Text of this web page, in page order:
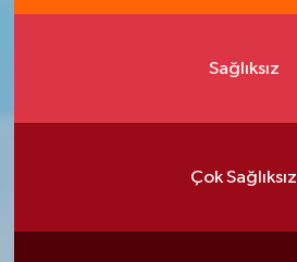
Sağlıksız
Çok Sağlıksız